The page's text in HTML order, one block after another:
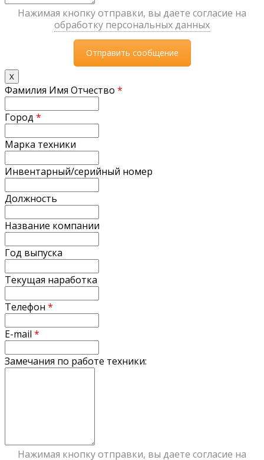
Нажимая кнопку отправки, вы даете согласие на
обработку персональных данных
X
Фамилия Имя Отчество *
Город *
Марка техники
Инвентарный/серийный номер
Должность
Название компании
Год выпуска
Текущая наработка
Телефон *
E-mail *
Замечания по работе техники:
Нажимая кнопку отправки, вы даете согласие на